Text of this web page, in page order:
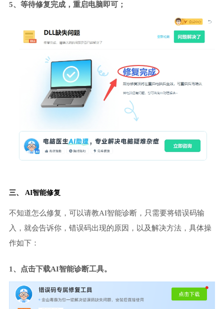
5、等待修复完成，重启电脑即可；
三、 AI智能修复
不知道怎么修复，可以请教AI智能诊断，只需要将错误码输
入，就会告诉你，错误码出现的原因，以及解决方法，具体操
作如下：
1、点击下载AI智能诊断工具。